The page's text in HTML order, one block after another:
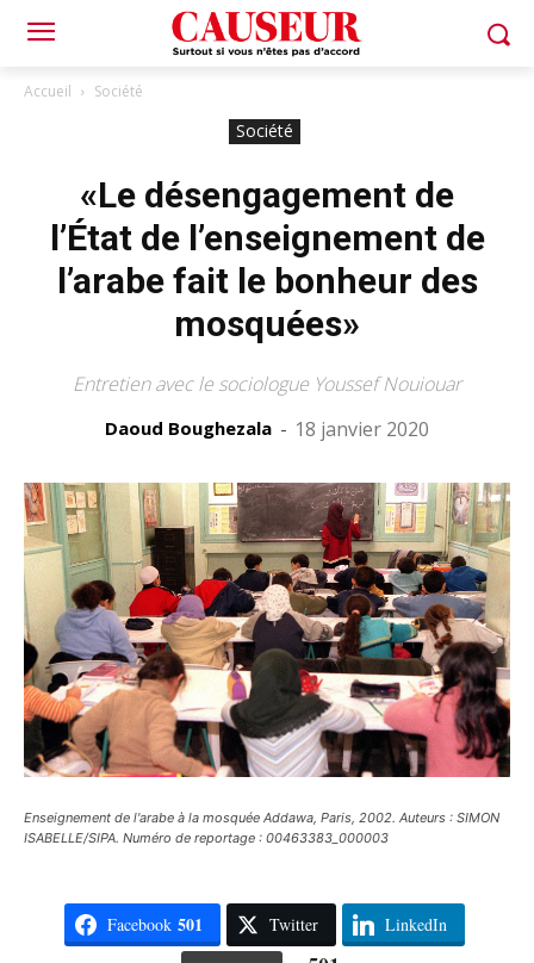
Accueil Société
Société
«Le désengagement de
l’État de l’enseignement de
l’arabe fait le bonheur des
mosquées»
Entretien avec le sociologue Youssef Nouiouar
Daoud Boughezala - 18 janvier 2020
Enseignement de l'arabe à la mosquée Addawa, Paris, 2002. Auteurs : SIMON
ISABELLE/SIPA. Numéro de reportage : 00463383_000003
Facebook 501 Twitter LinkedIn